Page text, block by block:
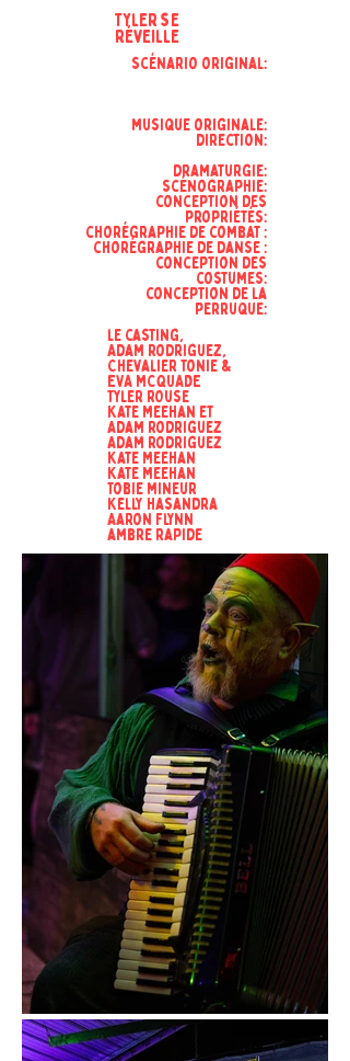
Tyler se
réveille
scénario original:
musique originale:
direction:
dramaturgie:
scénographie:
conception des
propriétés:
chorégraphie de combat :
chorégraphie de danse :
conception des
costumes:
conception de la
perruque:
le casting,
Adam Rodriguez,
Chevalier Tonie &
EVA MCQUADE
Tyler ROuse
Kate Meehan et
Adam Rodriguez
Adam Rodriguez
Kate Meehan
Kate Meehan
Tobie mineur
Kelly Hasandra
Aaron Flynn
ambre rapide